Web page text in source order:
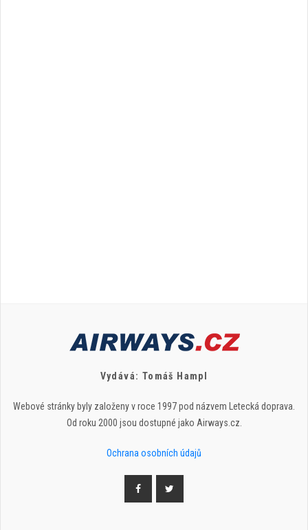
Vydává: Tomáš Hampl
Webové stránky byly založeny v roce 1997 pod názvem Letecká doprava.
Od roku 2000 jsou dostupné jako Airways.cz.
Ochrana osobních údajů